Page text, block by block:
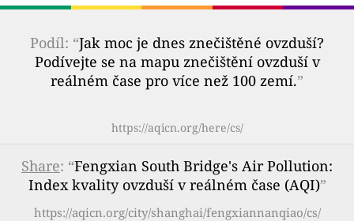
Podíl: “Jak moc je dnes znečištěné ovzduší?
Podívejte se na mapu znečištění ovzduší v
reálném čase pro více než 100 zemí.”
https://aqicn.org/here/cs/
Share: “Fengxian South Bridge's Air Pollution:
Index kvality ovzduší v reálném čase (AQI)”
https://aqicn.org/city/shanghai/fengxiannanqiao/cs/